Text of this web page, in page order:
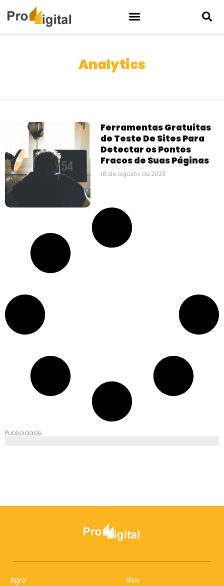
Analytics
Ferramentas Gratuitas
de Teste De Sites Para
Detectar os Pontos
Fracos de Suas Páginas
18 de agosto de 2023
Publicidade
Agro
Gov